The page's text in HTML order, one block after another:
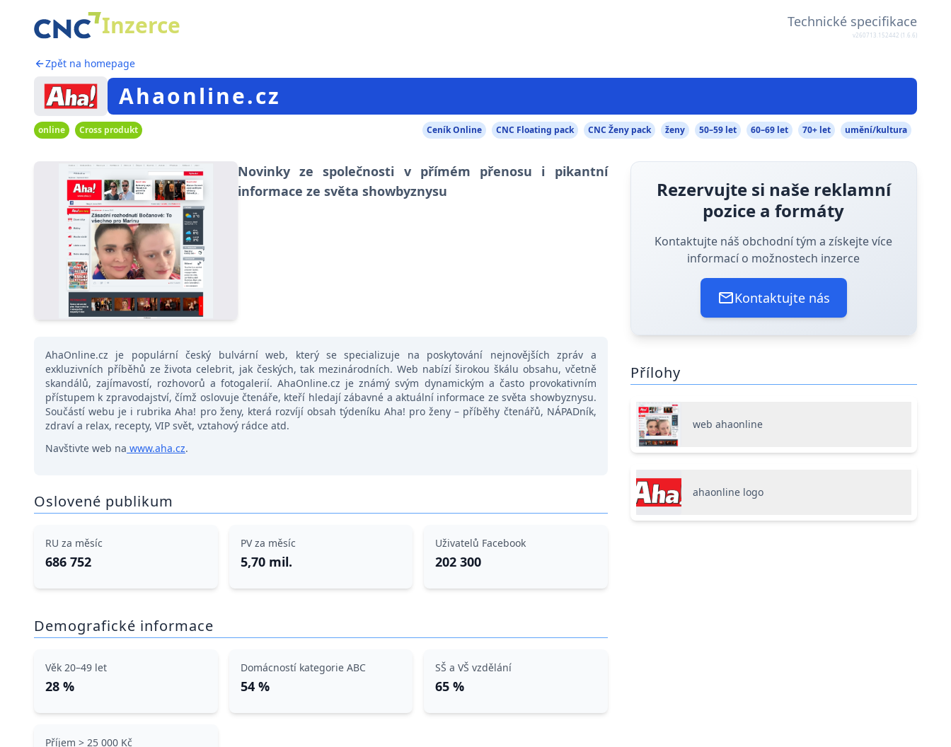
Inzerce Technické specifikace
v260713.152442 (1.6.6)
Zpět na homepage
Ahaonline.cz
online Cross produkt Ceník Online CNC Floating pack CNC Ženy pack ženy 50–59 let 60–69 let 70+ let umění/kultura
Novinky ze společnosti v přímém přenosu i pikantní
informace ze světa showbyznysu
AhaOnline.cz je populární český bulvární web, který se specializuje na poskytování nejnovějších zpráv a
exkluzivních příběhů ze života celebrit, jak českých, tak mezinárodních. Web nabízí širokou škálu obsahu, včetně
skandálů, zajímavostí, rozhovorů a fotogalerií. AhaOnline.cz je známý svým dynamickým a často provokativním
přístupem k zpravodajství, čímž oslovuje čtenáře, kteří hledají zábavné a aktuální informace ze světa showbyznysu.
Součástí webu je i rubrika Aha! pro ženy, která rozvíjí obsah týdeníku Aha! pro ženy – příběhy čtenářů, NÁPADník,
zdraví a relax, recepty, VIP svět, vztahový rádce atd.
Navštivte web na www.aha.cz.
Oslovené publikum
RU za měsíc
686 752
PV za měsíc
5,70 mil.
Uživatelů Facebook
202 300
Demografické informace
Věk 20–49 let
28 %
Domácností kategorie ABC
54 %
SŠ a VŠ vzdělání
65 %
Příjem > 25 000 Kč
Rezervujte si naše reklamní
pozice a formáty
Kontaktujte náš obchodní tým a získejte více
informací o možnostech inzerce
Kontaktujte nás
Přílohy
web ahaonline
ahaonline logo